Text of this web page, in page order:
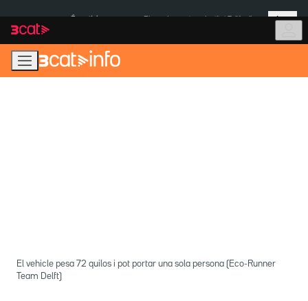
navegació
principal
contingut
Més
El vehicle pesa 72 quilos i pot portar una sola persona (Eco-Runner
Team Delft)